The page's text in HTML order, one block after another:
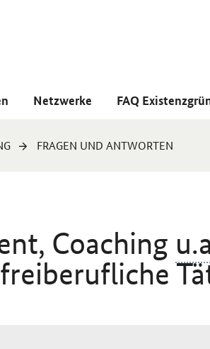
Netzwerke FAQ
FRAGEN UND ANTWORTEN
Coaching